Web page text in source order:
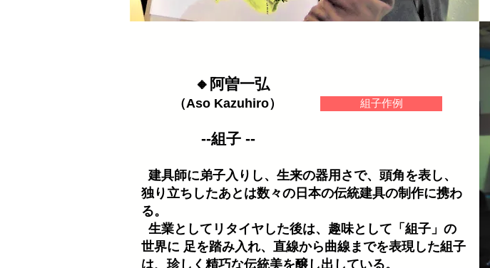
🔸阿曽一弘
（Aso Kazuhiro）
--組子 --
建具師に弟子入りし、生来の器用さで、 頭角を表し、
独り立ちしたあとは数々の日本の伝統建具の制作に携わ
る。
生業としてリタイヤした後は、趣味として「組子」の
世界に 足を踏み入れ、直線から曲線までを表現した組子
は、珍しく精巧な伝統美を醸し出している。
組子作例